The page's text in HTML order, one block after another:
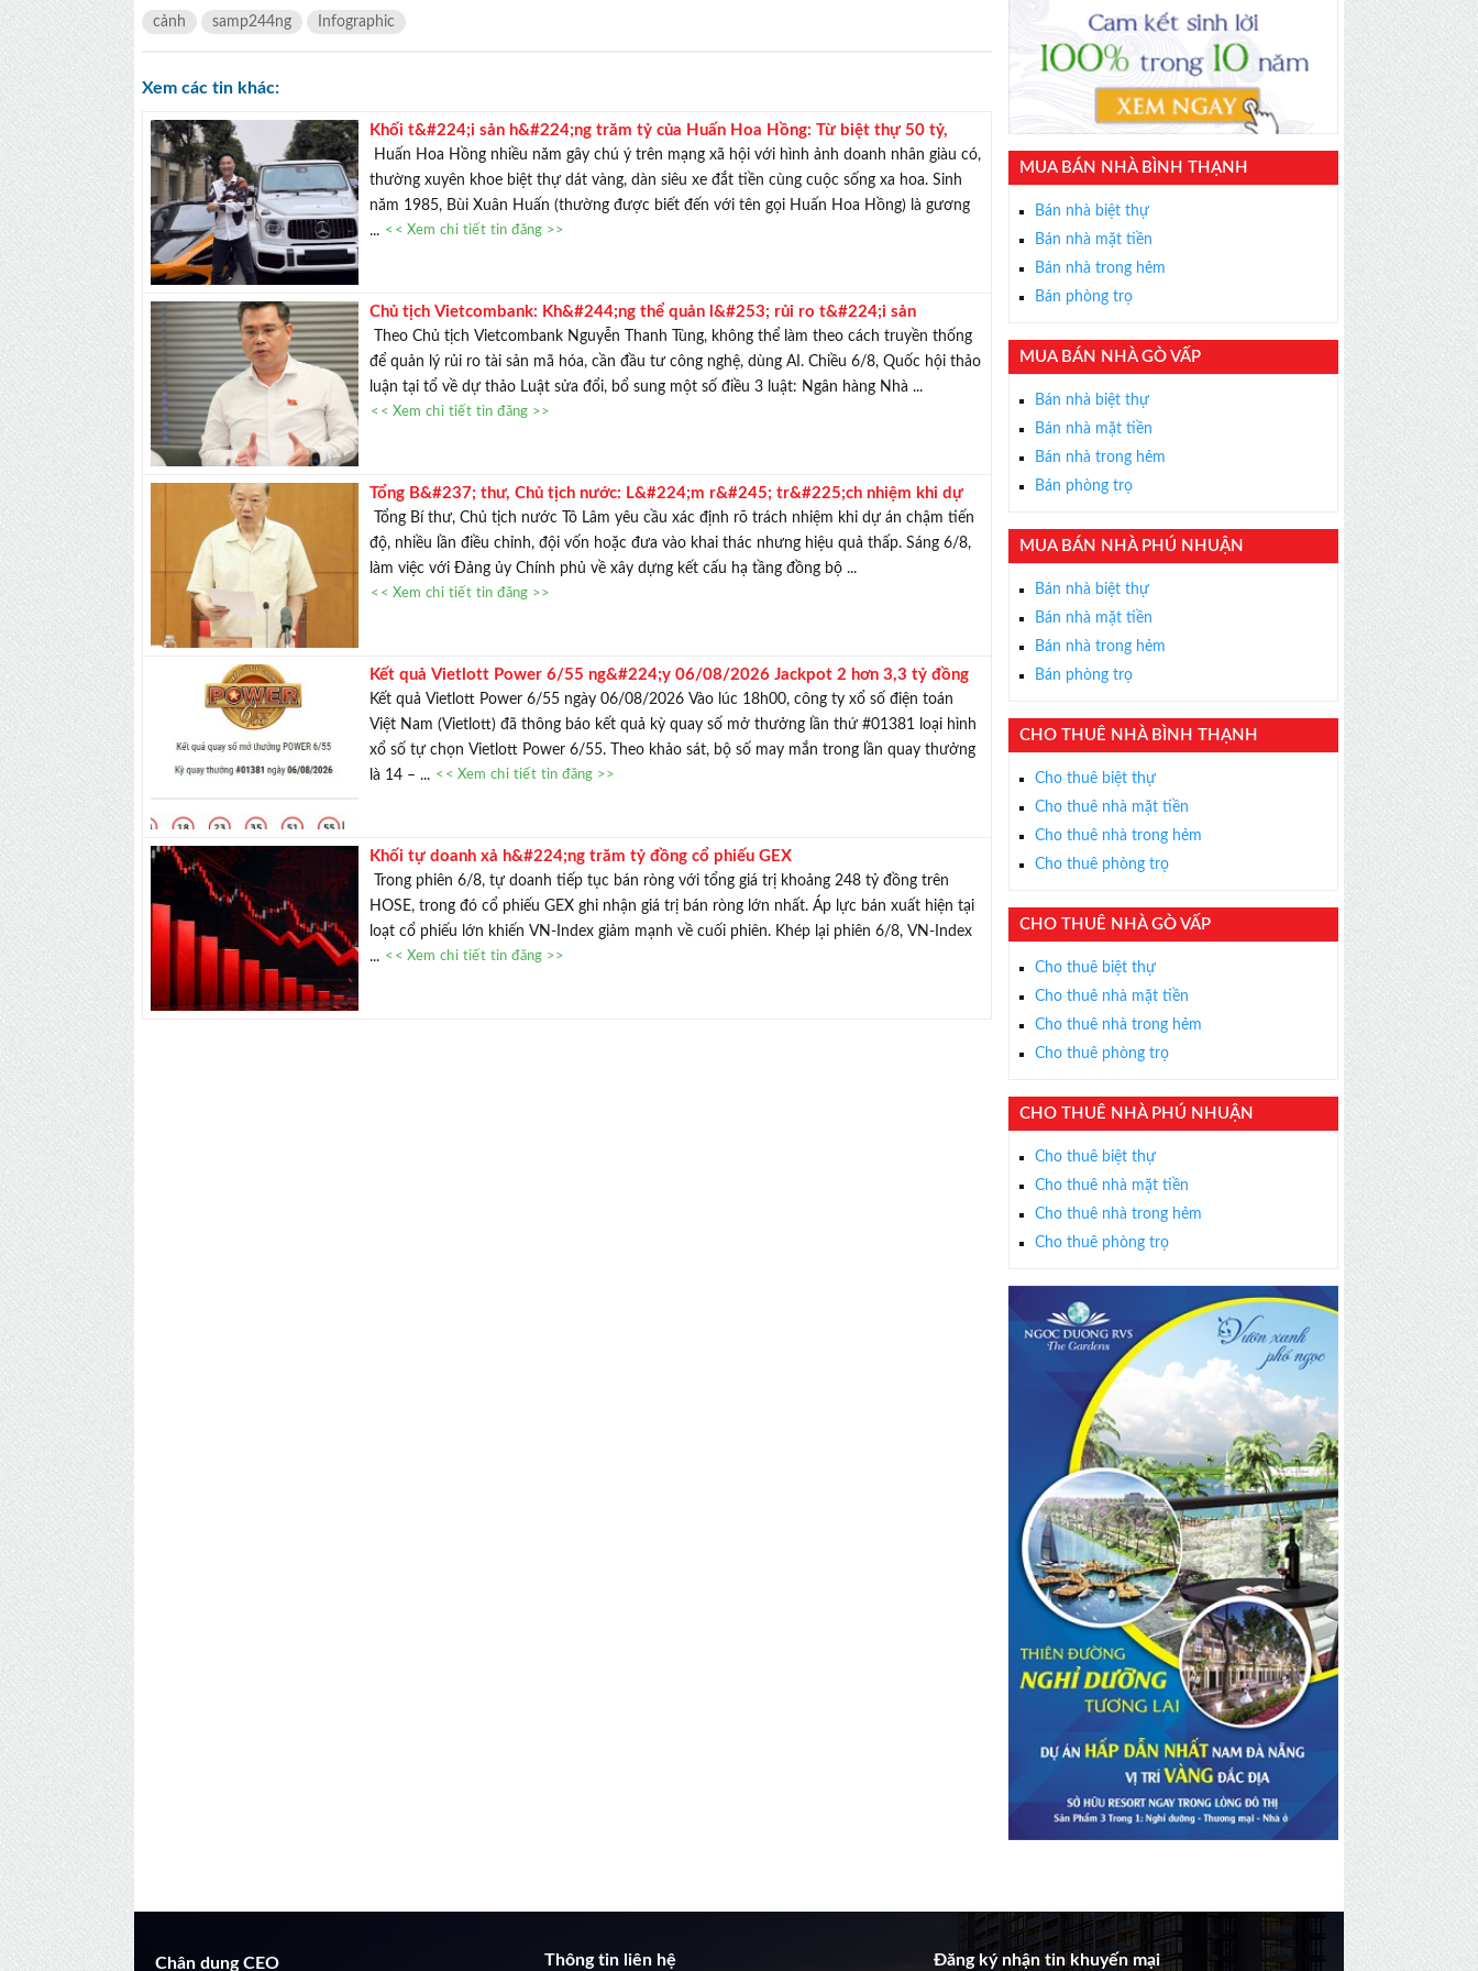
TƯ VẤN MIỄN PHÍ
Với hơn 1000 căn nhà và 50 sales thân thiện, nhiệt tình,
chúng tôi sẽ giúp bạn tìm được BĐS ưng ý!
cảnh samp244ng Infographic
Xem các tin khác:
Khối t&#224;i sản h&#224;ng trăm tỷ của Huấn Hoa Hồng: Từ biệt thự 50 tỷ,
d&#224;n si&#234;u xe h&#224;ng chục tỷ đến vườn t&#249;ng Nhật đắt đỏ
Huấn Hoa Hồng nhiều năm gây chú ý trên mạng xã hội với hình ảnh doanh nhân giàu có,
thường xuyên khoe biệt thự dát vàng, dàn siêu xe đắt tiền cùng cuộc sống xa hoa. Sinh
năm 1985, Bùi Xuân Huấn (thường được biết đến với tên gọi Huấn Hoa Hồng) là gương
... << Xem chi tiết tin đăng >>
Chủ tịch Vietcombank: Kh&#244;ng thể quản l&#253; rủi ro t&#224;i sản
m&#227; h&#243;a theo c&#225;ch truyền thống
Theo Chủ tịch Vietcombank Nguyễn Thanh Tùng, không thể làm theo cách truyền thống
để quản lý rủi ro tài sản mã hóa, cần đầu tư công nghệ, dùng AI. Chiều 6/8, Quốc hội thảo
luận tại tổ về dự thảo Luật sửa đổi, bổ sung một số điều 3 luật: Ngân hàng Nhà ...
<< Xem chi tiết tin đăng >>
Tổng B&#237; thư, Chủ tịch nước: L&#224;m r&#245; tr&#225;ch nhiệm khi dự
&#225;n chậm tiến độ, đội vốn
Tổng Bí thư, Chủ tịch nước Tô Lâm yêu cầu xác định rõ trách nhiệm khi dự án chậm tiến
độ, nhiều lần điều chỉnh, đội vốn hoặc đưa vào khai thác nhưng hiệu quả thấp. Sáng 6/8,
làm việc với Đảng ủy Chính phủ về xây dựng kết cấu hạ tầng đồng bộ ...
<< Xem chi tiết tin đăng >>
Kết quả Vietlott Power 6/55 ng&#224;y 06/08/2026 Jackpot 2 hơn 3,3 tỷ đồng
đ&#227; c&#243; chủ
Kết quả Vietlott Power 6/55 ngày 06/08/2026 Vào lúc 18h00, công ty xổ số điện toán
Việt Nam (Vietlott) đã thông báo kết quả kỳ quay số mở thưởng lần thứ #01381 loại hình
xổ số tự chọn Vietlott Power 6/55. Theo khảo sát, bộ số may mắn trong lần quay thưởng
là 14 – ... << Xem chi tiết tin đăng >>
Khối tự doanh xả h&#224;ng trăm tỷ đồng cổ phiếu GEX
Trong phiên 6/8, tự doanh tiếp tục bán ròng với tổng giá trị khoảng 248 tỷ đồng trên
HOSE, trong đó cổ phiếu GEX ghi nhận giá trị bán ròng lớn nhất. Áp lực bán xuất hiện tại
loạt cổ phiếu lớn khiến VN-Index giảm mạnh về cuối phiên. Khép lại phiên 6/8, VN-Index
... << Xem chi tiết tin đăng >>
MUA BÁN NHÀ BÌNH THẠNH
Bán nhà biệt thự
Bán nhà mặt tiền
Bán nhà trong hẻm
Bán phòng trọ
MUA BÁN NHÀ GÒ VẤP
Bán nhà biệt thự
Bán nhà mặt tiền
Bán nhà trong hẻm
Bán phòng trọ
MUA BÁN NHÀ PHÚ NHUẬN
Bán nhà biệt thự
Bán nhà mặt tiền
Bán nhà trong hẻm
Bán phòng trọ
CHO THUÊ NHÀ BÌNH THẠNH
Cho thuê biệt thự
Cho thuê nhà mặt tiền
Cho thuê nhà trong hẻm
Cho thuê phòng trọ
CHO THUÊ NHÀ GÒ VẤP
Cho thuê biệt thự
Cho thuê nhà mặt tiền
Cho thuê nhà trong hẻm
Cho thuê phòng trọ
CHO THUÊ NHÀ PHÚ NHUẬN
Cho thuê biệt thự
Cho thuê nhà mặt tiền
Cho thuê nhà trong hẻm
Cho thuê phòng trọ
Chân dung CEO Thông tin liên hệ Đăng ký nhận tin khuyến mại